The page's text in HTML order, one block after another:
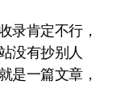
录肯定不行，
没有抄别人
是一篇文章，